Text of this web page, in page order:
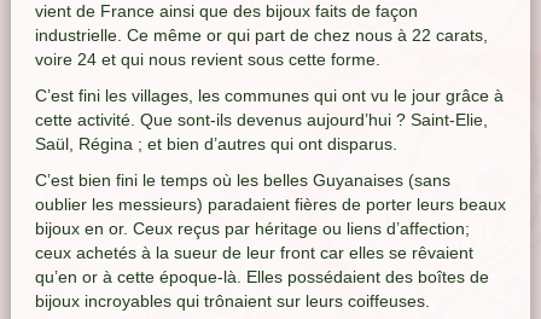
vient de France ainsi que des bijoux faits de façon
industrielle. Ce même or qui part de chez nous à 22 carats,
voire 24 et qui nous revient sous cette forme.
C’est fini les villages, les communes qui ont vu le jour grâce à
cette activité. Que sont-ils devenus aujourd’hui ? Saint-Elie,
Saül, Régina ; et bien d’autres qui ont disparus.
C’est bien fini le temps où les belles Guyanaises (sans
oublier les messieurs) paradaient fières de porter leurs beaux
bijoux en or. Ceux reçus par héritage ou liens d’affection;
ceux achetés à la sueur de leur front car elles se rêvaient
qu’en or à cette époque-là. Elles possédaient des boîtes de
bijoux incroyables qui trônaient sur leurs coiffeuses.